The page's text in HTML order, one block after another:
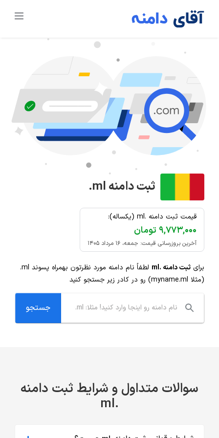
ثبت دامنه.ml
قیمت ثبت دامنه .ml (یکساله):
۹,۷۷۳,۰۰۰ تومان
آخرین بروزرسانی قیمت: جمعه، ۱۶ مرداد ۱۴۰۵
برای ثبت دامنه .ml لطفاً نام دامنه مورد نظرتون بهمراه پسوند .ml
(مثلا myname.ml) رو در کادر زیر جستجو کنید
سوالات متداول و شرایط ثبت دامنه
.ml